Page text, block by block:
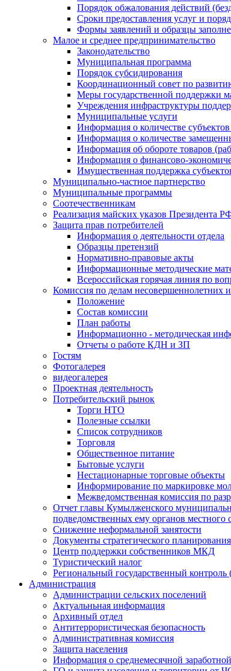
Порядок обжалования действий
Сроки предоставления услуг и
Формы заявлений и образцы
Малое и среднее предпринимательство
Законодательство
Муниципальная программа
Порядок субсидирования
Координационный совет по
Меры государственной поддержки
Учреждения инфраструктуры
Муниципальные услуги
Информация о количестве
Информация о количестве
Информация об обороте товаров
Информация о финансово-
Имущественная поддержка
Муниципально-частное партнерство
Муниципальные программы
Соотечественникам
Реализация майских указов Президента
Защита прав потребителей
Информация о деятельности отдела
Образцы претензий
Нормативно-правовые акты
Информационные методические
Всероссийская горячая линия по
Комиссия по делам несовершеннолетних
Положение
Состав комиссии
План работы
Информационно - методическая
Отчеты о работе КДН и ЗП
Гостям
Фотогалерея
видеогалерея
Проектная деятельность
Потребительский рынок
Торги НТО
Полезные ссылки
Список сотрудников
Торговля
Общественное питание
Бытовые услуги
Нестационарные торговые объекты
Информирование по маркировке
Межведомственная комиссия по
Отчет главы Кумылженского
подведомственных ему органов местного
Снижение неформальной занятости
Документы стратегического планирования
Центр поддержки собственников МКД
Туристический налог
Региональный государственный контроль
Администрация
Администрации сельских поселений
Актуальньная информация
Архивный отдел
Антитеррористическая безопасность
Административная комиссия
Защита населения
Информация о среднемесячной